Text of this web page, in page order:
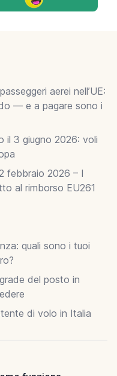
aerei nell’UE:
— e a pagare sono i
il 3 giugno 2026: voli
febbraio 2026 – I
al rimborso EU261
quali sono i tuoi
del posto in
di volo in Italia